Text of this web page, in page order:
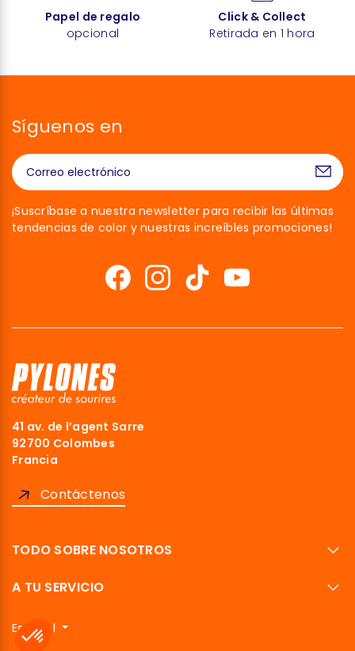
Papel de regalo
opcional
Click & Collect
Retirada en 1 hora
Síguenos en
¡Suscríbase a nuestra newsletter para recibir las últimas
tendencias de color y nuestras increíbles promociones!
41 av. de l’agent Sarre
92700 Colombes
Francia
Contáctenos
TODO SOBRE NOSOTROS
A TU SERVICIO
Español